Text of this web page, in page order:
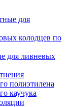
для
колодцев по
для ливневых
полиэтилена
каучука